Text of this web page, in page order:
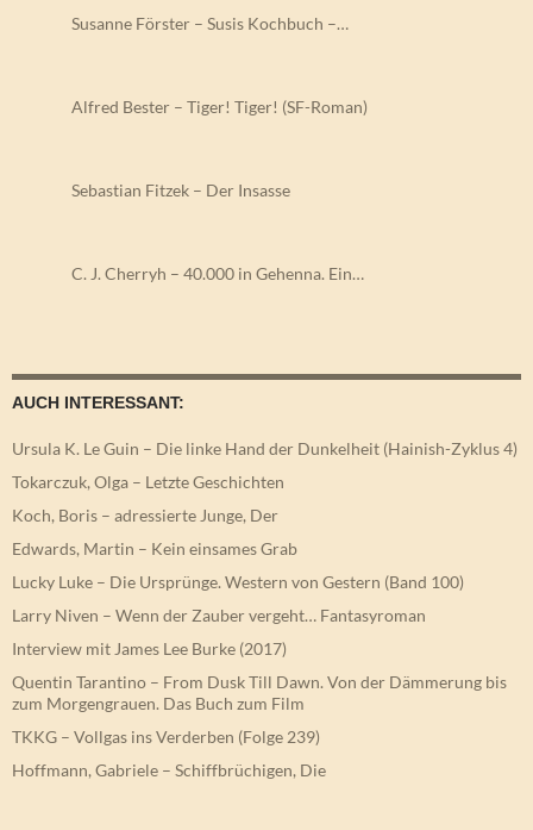
Susanne Förster – Susis Kochbuch –…
Alfred Bester – Tiger! Tiger! (SF-Roman)
Sebastian Fitzek – Der Insasse
C. J. Cherryh – 40.000 in Gehenna. Ein…
AUCH INTERESSANT:
Ursula K. Le Guin – Die linke Hand der Dunkelheit (Hainish-Zyklus 4)
Tokarczuk, Olga – Letzte Geschichten
Koch, Boris – adressierte Junge, Der
Edwards, Martin – Kein einsames Grab
Lucky Luke – Die Ursprünge. Western von Gestern (Band 100)
Larry Niven – Wenn der Zauber vergeht… Fantasyroman
Interview mit James Lee Burke (2017)
Quentin Tarantino – From Dusk Till Dawn. Von der Dämmerung bis
zum Morgengrauen. Das Buch zum Film
TKKG – Vollgas ins Verderben (Folge 239)
Hoffmann, Gabriele – Schiffbrüchigen, Die